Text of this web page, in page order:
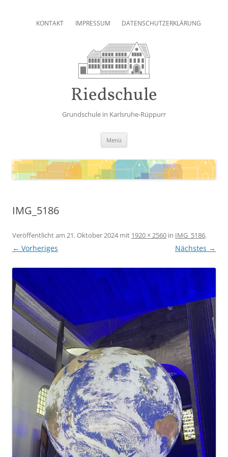
KONTAKT IMPRESSUM DATENSCHUTZERKLÄRUNG
Riedschule
Grundschule in Karlsruhe-Rüppurr
Menü
IMG_5186
Veröffentlicht am 21. Oktober 2024mit 1920 × 2560 in IMG_5186.
← Vorheriges Nächstes →